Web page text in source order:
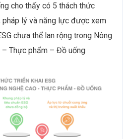
cho thấy có 5 thách thức
pháp lý và năng lực được xem
chưa thể lan rộng trong Nông
– Thực phẩm – Đồ uống